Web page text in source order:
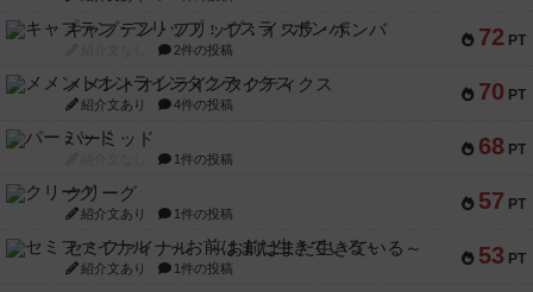
72 PT
キャプテン・フリップ：イスラ・ボンバ
2件の投稿
70 PT
メメントオンラインタクティクス
紹介文あり 4件の投稿
68 PT
パーミッド
1件の投稿
57 PT
クリーグ
紹介文あり 1件の投稿
53 PT
セミファイナル ～お前はまだ生きている～
紹介文あり 1件の投稿